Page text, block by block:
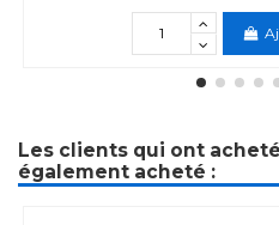
Les clients qui ont
également acheté :